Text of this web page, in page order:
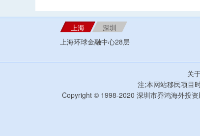
上海
深圳
上海环球金融中心28层
关
注;本网站移民项目
Copyright © 1998-2020 深圳市乔鸿海外投